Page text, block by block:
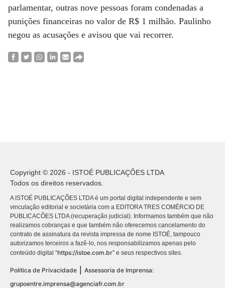
parlamentar, outras nove pessoas foram condenadas a
punições financeiras no valor de R$ 1 milhão. Paulinho
negou as acusações e avisou que vai recorrer.
Copyright © 2026 - ISTOÉ PUBLICAÇÕES LTDA
Todos os direitos reservados.
A ISTOÉ PUBLICAÇÕES LTDA é um portal digital independente e sem
vinculação editorial e societária com a EDITORA TRES COMÉRCIO DE
PUBLICACÕES LTDA (recuperação judicial). Informamos também que não
realizamos cobranças e que também não oferecemos cancelamento do
contrato de assinatura da revista impressa de nome ISTOÉ, tampouco
autorizamos terceiros a fazê-lo, nos responsabilizamos apenas pelo
conteúdo digital “https://istoe.com.br” e seus respectivos sites.
Política de Privacidade
Assessoria de Imprensa:
grupoentre.imprensa@agenciafr.com.br